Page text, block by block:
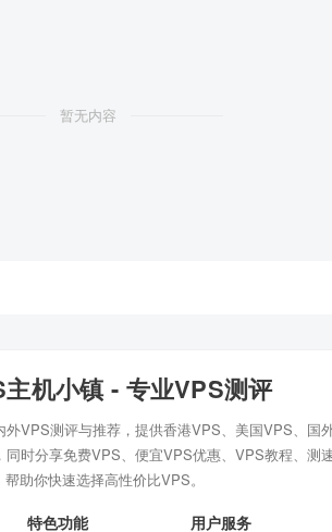
暂无内容
机小镇 - 专业VPS测评
外VPS测评与推荐，提供香港VPS、美国VPS、国
同时分享免费VPS、便宜VPS优惠、VPS教程、测
助你快速选择高性价比VPS。
特色功能 用户服务